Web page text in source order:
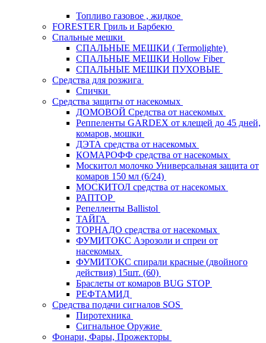
Топливо газовое , жидкое
FORESTER Гриль и Барбекю
Спальные мешки
СПАЛЬНЫЕ МЕШКИ ( Termolighte)
СПАЛЬНЫЕ МЕШКИ Hollow Fiber
СПАЛЬНЫЕ МЕШКИ ПУХОВЫЕ
Средства для розжига
Спички
Средства защиты от насекомых
ДОМОВОЙ Средства от насекомых
Реппеленты GARDEX от клещей до 45 дней,
комаров, мошки
ДЭТА средства от насекомых
КОМАРОФФ средства от насекомых
Москитол молочко Универсальная защита от
комаров 150 мл (6/24)
МОСКИТОЛ средства от насекомых
РАПТОР
Репелленты Ballistol
ТАЙГА
ТОРНАДО средства от насекомых
ФУМИТОКС Аэрозоли и спреи от
насекомых
ФУМИТОКС спирали красные (двойного
действия) 15шт. (60)
Браслеты от комаров BUG STOP
РЕФТАМИД
Средства подачи сигналов SOS
Пиротехника
Сигнальное Оружие
Фонари, Фары, Прожекторы